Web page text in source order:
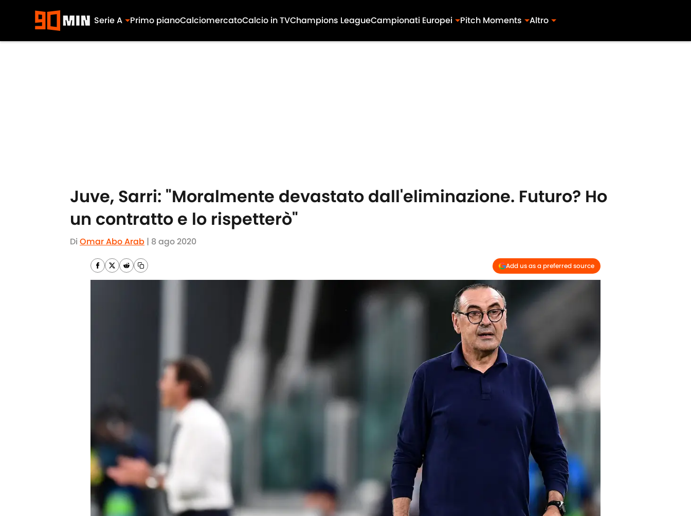
Serie A Primo pianoCalciomercatoCalcio in TVChampions LeagueCampionati Europei Pitch Moments Altro
Juve, Sarri: "Moralmente devastato dall'eliminazione. Futuro? Ho
un contratto e lo rispetterò"
Di Omar Abo Arab | 8 ago 2020
Add us as a preferred source